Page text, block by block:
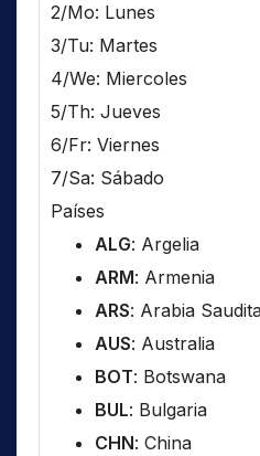
2/Mo: Lunes
3/Tu: Martes
4/We: Miercoles
5/Th: Jueves
6/Fr: Viernes
7/Sa: Sábado
Países
ALG: Argelia
ARM: Armenia
ARS: Arabia
AUS: Australia
BOT: Botswana
BUL: Bulgaria
CHN: China